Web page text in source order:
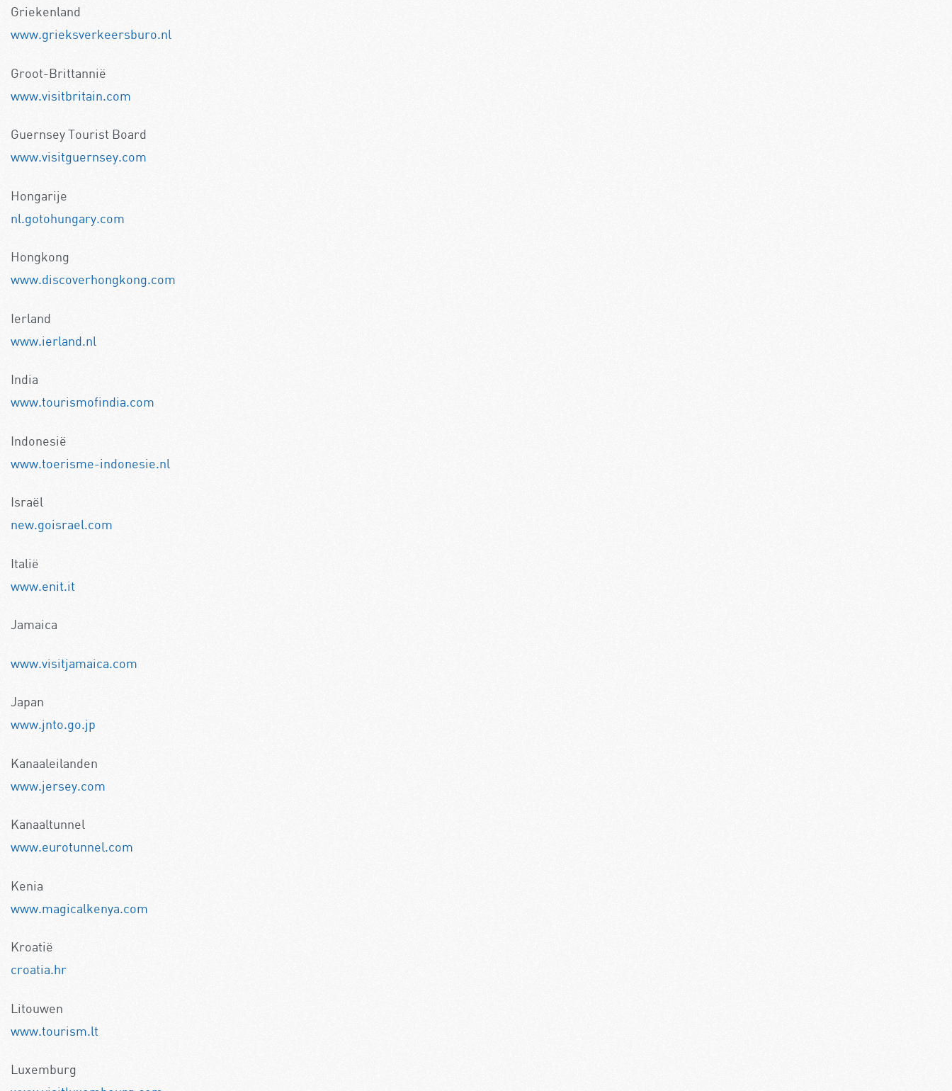
Griekenland
www.grieksverkeersburo.nl
Groot-Brittannië
www.visitbritain.com
Guernsey Tourist Board
www.visitguernsey.com
Hongarije
nl.gotohungary.com
Hongkong
www.discoverhongkong.com
Ierland
www.ierland.nl
India
www.tourismofindia.com
Indonesië
www.toerisme-indonesie.nl
Israël
new.goisrael.com
Italië
www.enit.it
Jamaica
www.visitjamaica.com
Japan
www.jnto.go.jp
Kanaaleilanden
www.jersey.com
Kanaaltunnel
www.eurotunnel.com
Kenia
www.magicalkenya.com
Kroatië
croatia.hr
Litouwen
www.tourism.lt
Luxemburg